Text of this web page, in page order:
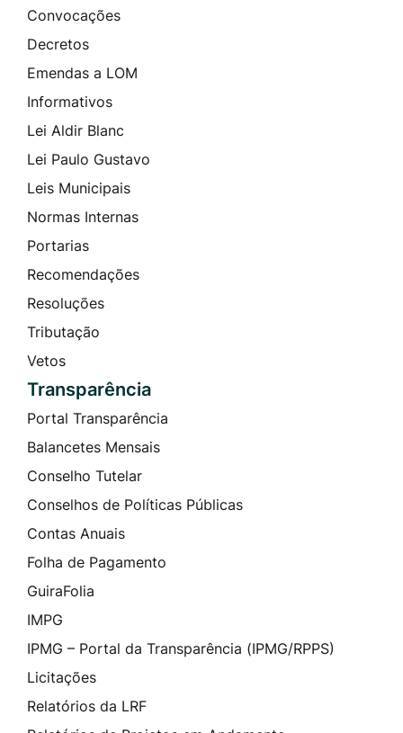
Convocações
Decretos
Emendas a LOM
Informativos
Lei Aldir Blanc
Lei Paulo Gustavo
Leis Municipais
Normas Internas
Portarias
Recomendações
Resoluções
Tributação
Vetos
Transparência
Portal Transparência
Balancetes Mensais
Conselho Tutelar
Conselhos de Políticas Públicas
Contas Anuais
Folha de Pagamento
GuiraFolia
IMPG
IPMG – Portal da Transparência (IPMG/RPPS)
Licitações
Relatórios da LRF